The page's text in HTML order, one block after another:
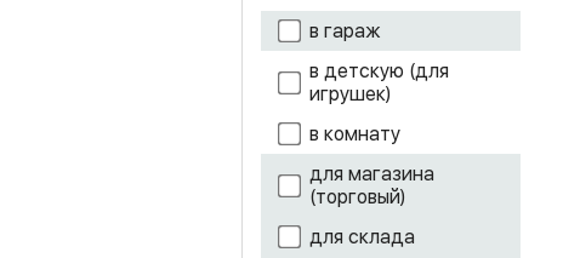
в гараж
в детскую (для
игрушек)
в комнату
для магазина
(торговый)
для склада